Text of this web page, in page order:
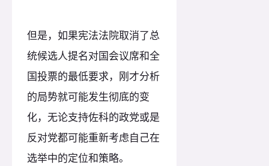
但是，如果宪法法院取消了总
统候选人提名对国会议席和全
国投票的最低要求，刚才分析
的局势就可能发生彻底的变
化，无论支持佐科的政党或是
反对党都可能重新考虑自己在
选举中的定位和策略。